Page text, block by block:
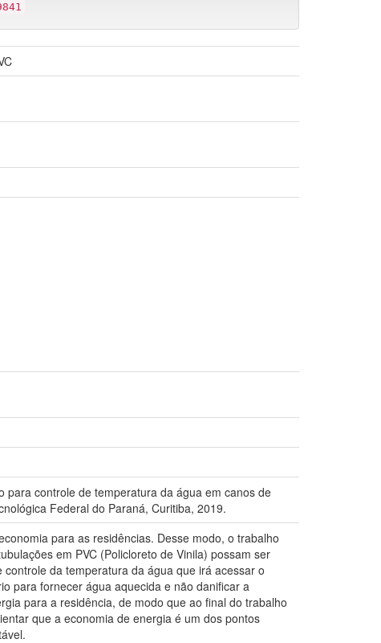
para controle de temperatura da água em canos de
Federal do Paraná, Curitiba, 2019.
para as residências. Desse modo, o trabalho
em PVC (Policloreto de Vinila) possam ser
da temperatura da água que irá acessar o
para fornecer água aquecida e não danificar a
para a residência, de modo que ao final do trabalho
que a economia de energia é um dos pontos